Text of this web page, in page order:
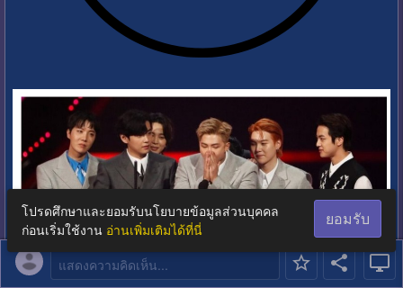
แสดงความคิดเห็น...
โปรดศึกษาและยอมรับนโยบายข้อมูลส่วนบุคคล
ก่อนเริ่มใช้งาน อ่านเพิ่มเติมได้ที่นี่
ยอมรับ